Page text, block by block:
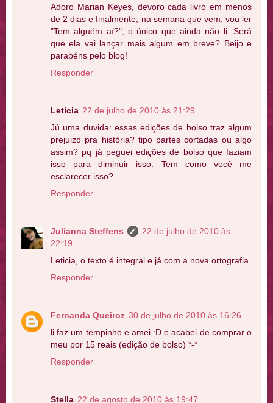
Adoro Marian Keyes, devoro cada livro em menos
de 2 dias e finalmente, na semana que vem, vou ler
"Tem alguém aí?", o único que ainda não li. Será
que ela vai lançar mais algum em breve? Beijo e
parabéns pelo blog!
Responder
Leticia 22 de julho de 2010 às 21:29
Jú uma duvida: essas edições de bolso traz algum
prejuizo pra história? tipo partes cortadas ou algo
assim? pq já peguei edições de bolso que faziam
isso para diminuir isso. Tem como você me
esclarecer isso?
Responder
Julianna Steffens
22 de julho de 2010 às
22:19
Leticia, o texto é integral e já com a nova ortografia.
Responder
Fernanda Queiroz 30 de julho de 2010 às 16:26
li faz um tempinho e amei :D e acabei de comprar o
meu por 15 reais (edição de bolso) *-*
Responder
Stella 22 de agosto de 2010 às 19:47